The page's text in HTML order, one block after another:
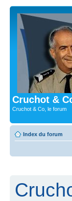
Cruchot &
Cruchot & Co, le forum
Index du forum